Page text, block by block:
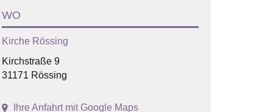
WO
Kirche Rössing
Kirchstraße 9
31171 Rössing
Ihre Anfahrt mit Google Maps